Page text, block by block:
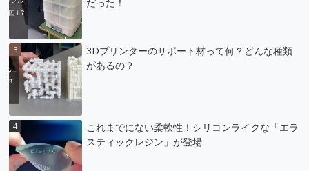
だった！
3Dプリンターのサポート材って何？どんな種類
があるの？
これまでにない柔軟性！シリコンライクな「エラ
スティックレジン」が登場